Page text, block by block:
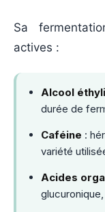
Sa
actives :
Alcool
durée de
Caféine :
variété
Acides